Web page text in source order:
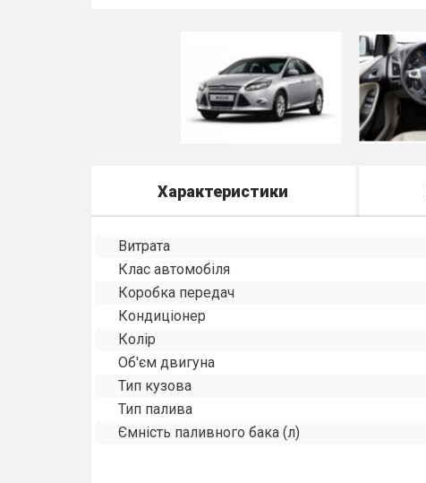
Характеристики
Витрата
Клас автомобіля
Коробка передач
Кондиціонер
Колір
Об'єм двигуна
Тип кузова
Тип палива
Ємність паливного бака (л)